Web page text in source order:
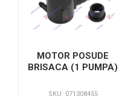
MOTOR POSUDE
BRISACA (1 PUMPA)
SKU: 071308455